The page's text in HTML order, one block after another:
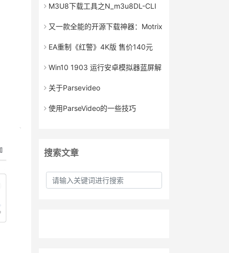
M3U8下载工具之N_m3u8DL-CLI
又一款全能的开源下载神器：Motrix
EA重制《红警》4K版 售价140元
Win10 1903 运行安卓模拟器蓝屏解
决方案
关于Parsevideo
使用ParseVideo的一些技巧
搜索文章